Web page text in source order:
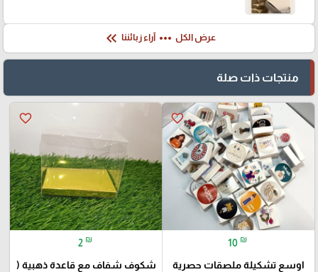
عرض الكل more_horiz آراء زبائننا keyboard_double_arrow_left
منتجات ذات صلة
favorite_border
10 ₪
اوسع تشكيلة ملصقات حصرية
favorite_border
2 ₪
شكوف شفاف مع قاعدة ذهبية (